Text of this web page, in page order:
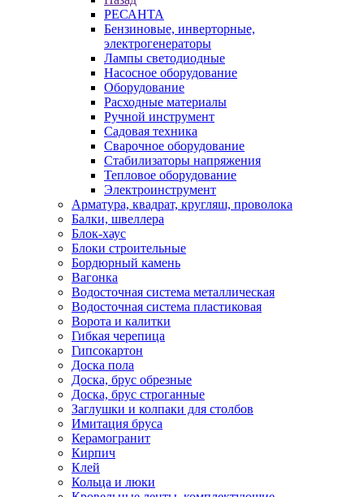
РЕСАНТА
Бензиновые, инверторные,
электрогенераторы
Лампы светодиодные
Насосное оборудование
Оборудование
Расходные материалы
Ручной инструмент
Садовая техника
Сварочное оборудование
Стабилизаторы напряжения
Тепловое оборудование
Электроинструмент
Арматура, квадрат, кругляш, проволока
Балки, швеллера
Блок-хаус
Блоки строительные
Бордюрный камень
Вагонка
Водосточная система металлическая
Водосточная система пластиковая
Ворота и калитки
Гибкая черепица
Гипсокартон
Доска пола
Доска, брус обрезные
Доска, брус строганные
Заглушки и колпаки для столбов
Имитация бруса
Керамогранит
Кирпич
Клей
Кольца и люки